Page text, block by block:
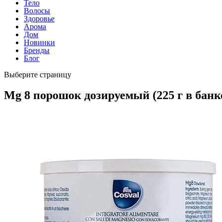
Тело
Волосы
Здоровье
Арома
Дом
Новинки
Бренды
Блог
Выберите страницу
Mg 8 порошок дозируемый (225 г в